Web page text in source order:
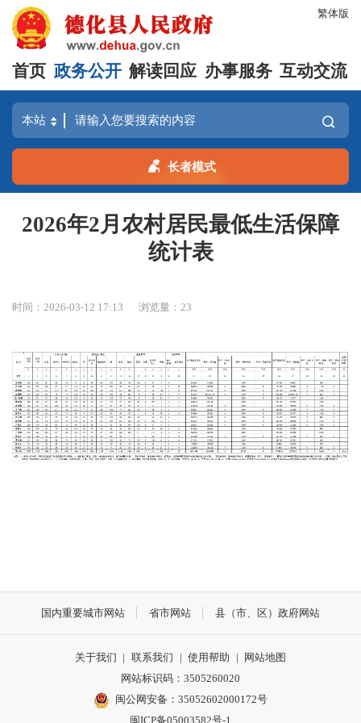
繁体版
首页 政务公开 解读回应 办事服务 互动交流
长者模式
2026年2月农村居民最低生活保障
统计表
时间：2026-03-12 17:13 浏览量：23
国内重要城市网站 省市网站 县（市、区）政府网站
关于我们 | 联系我们 | 使用帮助 |
网站地图
网站标识码：3505260020
闽公网安备：35052602000172号
闽ICP备05003582号-1